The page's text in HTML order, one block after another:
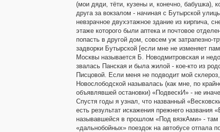
(мои дяди, тёти, кузены и, конечно, бабушка),
друга за вокзалом - начиная с Бутырской
невзрачное двухэтажное здание из кирпича,
этаже которого были аптека и почтовое
попасть в другой дом, совсем уж затрапезно-
задворки Бутырской [если мне не изменяет
Москвы называется Б. Новодмитровская и
звалась Панская и была жилой - кое-кто из
Писцовой. Если меня не подводит мой
Новослободской называлась (как мне, по
объявлявшей остановки) «ПодвескИ» - не
Спустя годы я узнал, что названный
есть результат искажения прежнего названия
называвшейся в прошлом «Под вязкАми» -
«дальнобойных» поездок на автобусе отпала